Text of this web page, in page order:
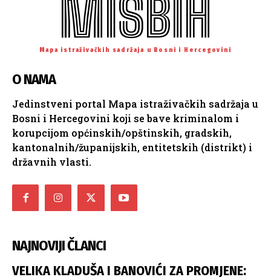
MISBIH
Mapa istraživačkih sadržaja u Bosni i Hercegovini
O NAMA
Jedinstveni portal Mapa istraživačkih sadržaja u
Bosni i Hercegovini koji se bave kriminalom i
korupcijom općinskih/opštinskih, gradskih,
kantonalnih/županijskih, entitetskih (distrikt) i
državnih vlasti.
NAJNOVIJI ČLANCI
VELIKA KLADUŠA I BANOVIĆI ZA PROMJENE: